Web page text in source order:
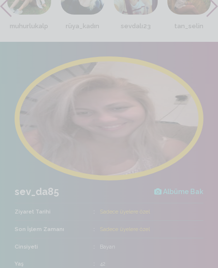
muhurlukalp rüya_kadın sevdalı23 tan_selin
sev_da85 Albüme Bak
Ziyaret Tarihi Sadece üyelere özel
Son İşlem Zamanı Sadece üyelere özel
Cinsiyeti Bayan
Yaş 42